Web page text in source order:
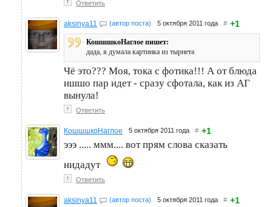
↑ Ответить
aksinya11 (автор поста) 5 октября 2011 года # +1
КошшшкоНаглое пишет:
дада, я думала картинка из тырнета
Чё это??? Моя, тока с фотика!!! А от блюда
ишшо пар идет - сразу сфотала, как из АГ
вынула!
↑ Ответить
КошшшкоНаглое 5 октября 2011 года # +1
эээ ..... ммм.... вот прям слова сказать
нидадут
↑ Ответить
aksinya11 (автор поста) 5 октября 2011 года # +1